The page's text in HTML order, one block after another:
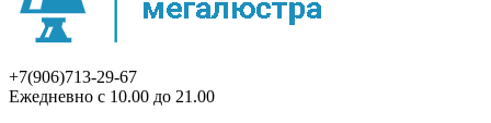
+7(906)713-29-67
Ежедневно с 10.00 до 21.00